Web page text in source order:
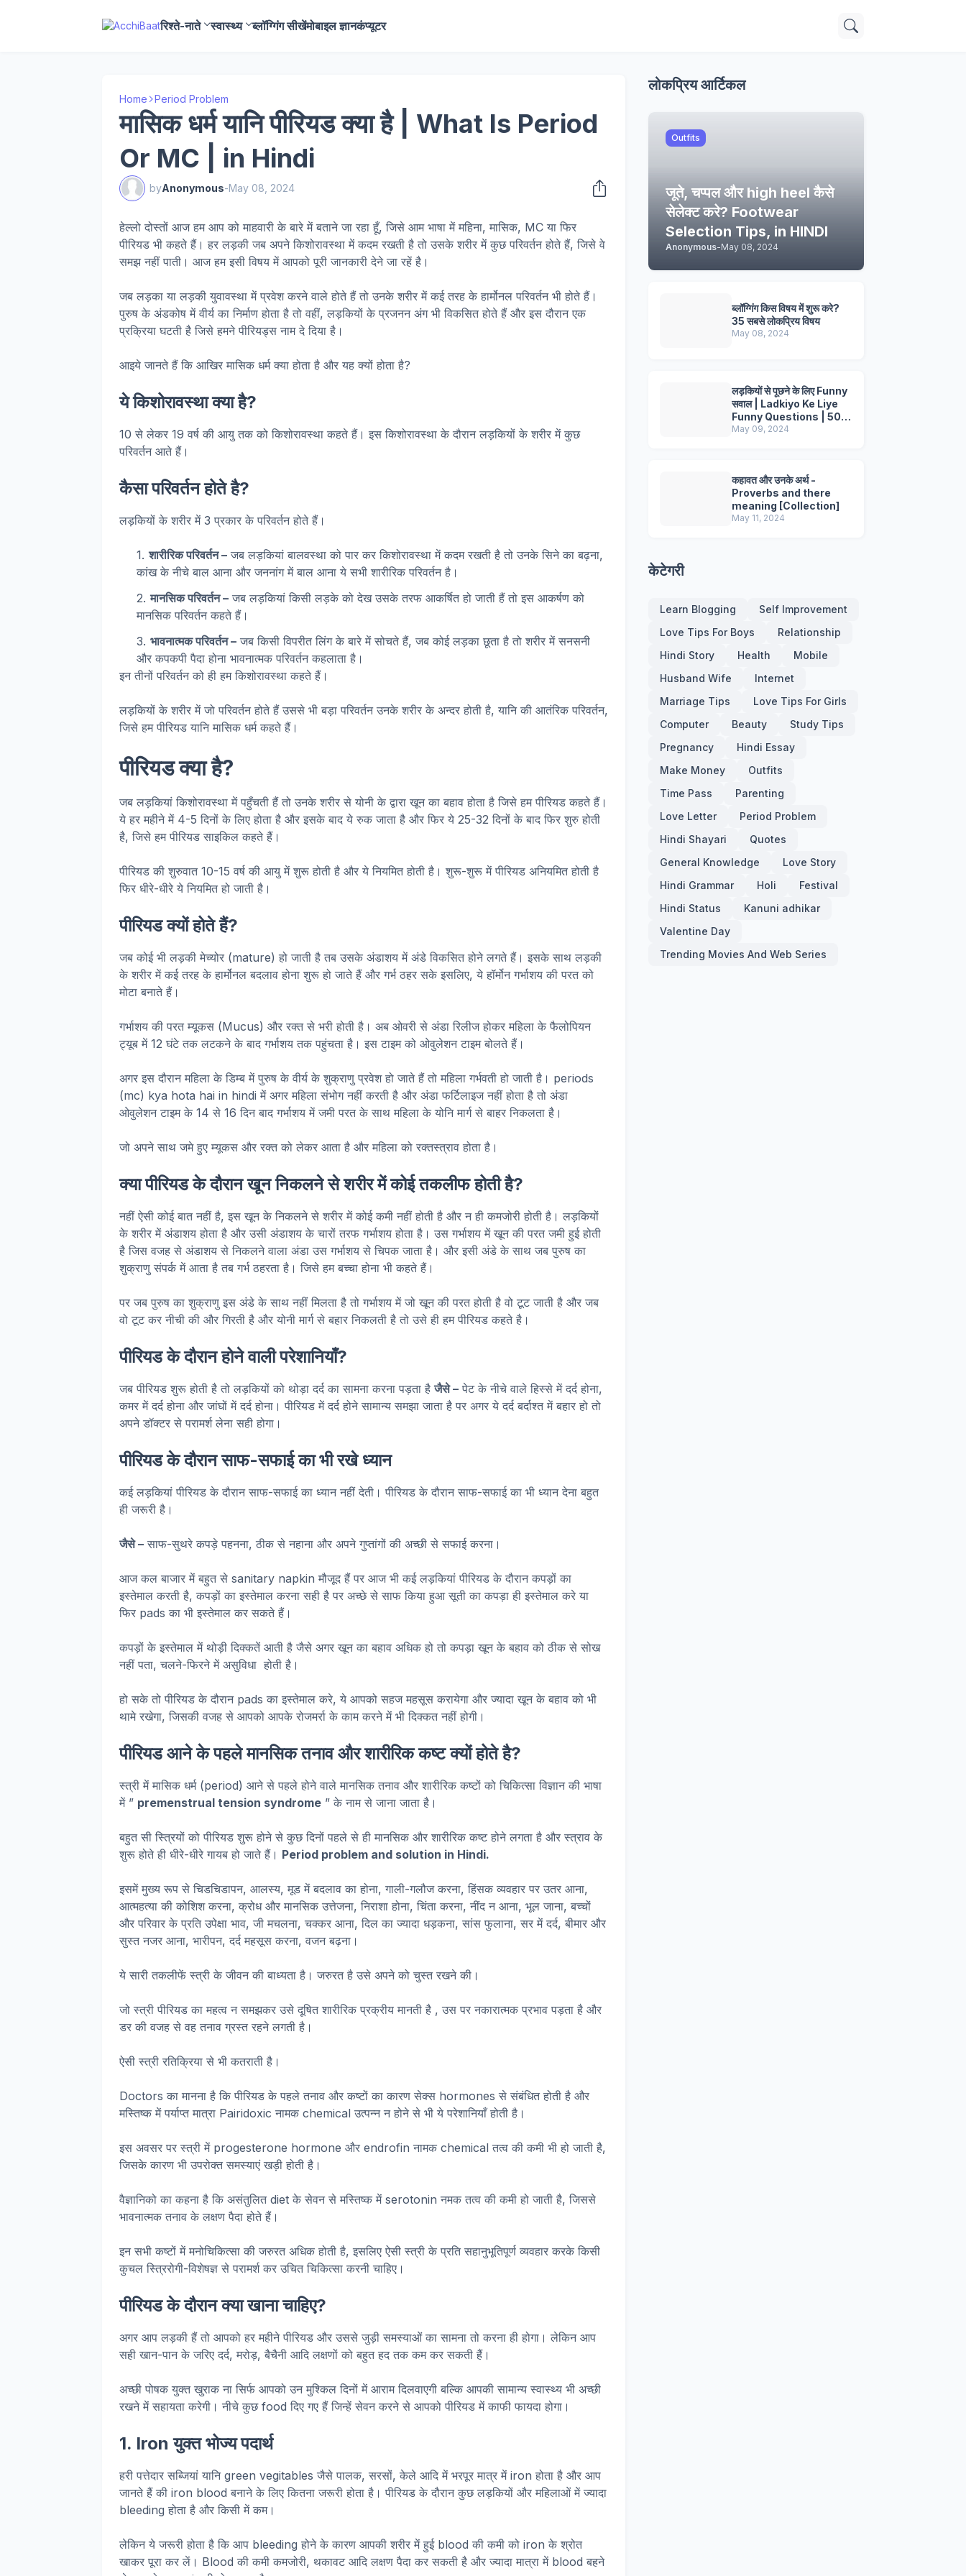
रिश्ते-नाते स्वास्थ्य ब्लॉग्गिंग सीखेंमोबाइल ज्ञानकंप्यूटर
Home Period Problem
मासिक धर्म यानि पीरियड क्या है | What Is Period
Or MC | in Hindi
byAnonymous-May 08, 2024
हेल्लो दोस्तों आज हम आप को माहवारी के बारे में बताने जा रहा हूँ, जिसे आम भाषा में महिना, मासिक, MC या फिर
पीरियड भी कहते हैं। हर लड़की जब अपने किशोरावस्था में कदम रखती है तो उसके शरीर में कुछ परिवर्तन होते हैं, जिसे वे
समझ नहीं पाती। आज हम इसी विषय में आपको पूरी जानकारी देने जा रहें है।
जब लड़का या लड़की युवावस्था में प्रवेश करने वाले होते हैं तो उनके शरीर में कई तरह के हार्मोनल परिवर्तन भी होते हैं।
पुरुष के अंडकोष में वीर्य का निर्माण होता है तो वहीं, लड़कियों के प्रजनन अंग भी विकसित होते हैं और इस दौरान एक
प्रक्रिया घटती है जिसे हमने पीरियड्स नाम दे दिया है।
आइये जानते हैं कि आखिर मासिक धर्म क्या होता है और यह क्यों होता है?
ये किशोरावस्था क्या है?
10 से लेकर 19 वर्ष की आयु तक को किशोरावस्था कहते हैं। इस किशोरावस्था के दौरान लड़कियों के शरीर में कुछ
परिवर्तन आते हैं।
कैसा परिवर्तन होते है?
लड़कियों के शरीर में 3 प्रकार के परिवर्तन होते हैं।
शारीरिक परिवर्तन – जब लड़कियां बालवस्था को पार कर किशोरावस्था में कदम रखती है तो उनके सिने का बढ़ना,
कांख के नीचे बाल आना और जननांग में बाल आना ये सभी शारीरिक परिवर्तन है।
मानसिक परिवर्तन – जब लड़कियां किसी लड़के को देख उसके तरफ आकर्षित हो जाती हैं तो इस आकर्षण को
मानसिक परिवर्तन कहते हैं।
भावनात्मक परिवर्तन – जब किसी विपरीत लिंग के बारे में सोचते हैं, जब कोई लड़का छूता है तो शरीर में सनसनी
और कपकपी पैदा होना भावनात्मक परिवर्तन कहलाता है।
इन तीनों परिवर्तन को ही हम किशोरावस्था कहते हैं।
लड़कियों के शरीर में जो परिवर्तन होते हैं उससे भी बड़ा परिवर्तन उनके शरीर के अन्दर होती है, यानि की आतंरिक परिवर्तन,
जिसे हम पीरियड यानि मासिक धर्म कहते हैं।
पीरियड क्या है?
जब लड़कियां किशोरावस्था में पहुँचती हैं तो उनके शरीर से योनी के द्वारा खून का बहाव होता है जिसे हम पीरियड कहते हैं।
ये हर महीने में 4-5 दिनों के लिए होता है और इसके बाद ये रुक जाता है और फिर ये 25-32 दिनों के बाद फिर शुरु होती
है, जिसे हम पीरियड साइकिल कहते हैं।
पीरियड की शुरुवात 10-15 वर्ष की आयु में शुरू होती है और ये नियमित होती है। शुरू-शुरू में पीरियड अनियमित होती है
फिर धीरे-धीरे ये नियमित हो जाती है।
पीरियड क्यों होते हैं?
जब कोई भी लड़की मेच्योर (mature) हो जाती है तब उसके अंडाशय में अंडे विकसित होने लगते हैं। इसके साथ लड़की
के शरीर में कई तरह के हार्मोनल बदलाव होना शुरू हो जाते हैं और गर्भ ठहर सके इसलिए, ये हॉर्मोन गर्भाशय की परत को
मोटा बनाते हैं।
गर्भाशय की परत म्यूकस (Mucus) और रक्त से भरी होती है। अब ओवरी से अंडा रिलीज होकर महिला के फैलोपियन
ट्यूब में 12 घंटे तक लटकने के बाद गर्भाशय तक पहुंचता है। इस टाइम को ओवुलेशन टाइम बोलते हैं।
अगर इस दौरान महिला के डिम्ब में पुरुष के वीर्य के शुक्राणु प्रवेश हो जाते हैं तो महिला गर्भवती हो जाती है। periods
(mc) kya hota hai in hindi में अगर महिला संभोग नहीं करती है और अंडा फर्टिलाइज नहीं होता है तो अंडा
ओवुलेशन टाइम के 14 से 16 दिन बाद गर्भाशय में जमी परत के साथ महिला के योनि मार्ग से बाहर निकलता है।
जो अपने साथ जमे हुए म्यूकस और रक्त को लेकर आता है और महिला को रक्तस्त्राव होता है।
क्या पीरियड के दौरान खून निकलने से शरीर में कोई तकलीफ होती है?
नहीं ऐसी कोई बात नहीं है, इस खून के निकलने से शरीर में कोई कमी नहीं होती है और न ही कमजोरी होती है। लड़कियों
के शरीर में अंडाशय होता है और उसी अंडाशय के चारों तरफ गर्भाशय होता है। उस गर्भाशय में खून की परत जमी हुई होती
है जिस वजह से अंडाशय से निकलने वाला अंडा उस गर्भाशय से चिपक जाता है। और इसी अंडे के साथ जब पुरुष का
शुक्राणु संपर्क में आता है तब गर्भ ठहरता है। जिसे हम बच्चा होना भी कहते हैं।
पर जब पुरुष का शुक्राणु इस अंडे के साथ नहीं मिलता है तो गर्भाशय में जो खून की परत होती है वो टूट जाती है और जब
वो टूट कर नीची की और गिरती है और योनी मार्ग से बहार निकलती है तो उसे ही हम पीरियड कहते है।
पीरियड के दौरान होने वाली परेशानियाँ?
जब पीरियड शुरू होती है तो लड़कियों को थोड़ा दर्द का सामना करना पड़ता हैजैसे – पेट के नीचे वाले हिस्से में दर्द होना,
कमर में दर्द होना और जांघों में दर्द होना। पीरियड में दर्द होने सामान्य समझा जाता है पर अगर ये दर्द बर्दाश्त में बहार हो तो
अपने डॉक्टर से परामर्श लेना सही होगा।
पीरियड के दौरान साफ-सफाई का भी रखे ध्यान
कई लड़कियां पीरियड के दौरान साफ-सफाई का ध्यान नहीं देती। पीरियड के दौरान साफ-सफाई का भी ध्यान देना बहुत
ही जरूरी है।
जैसे – साफ-सुथरे कपड़े पहनना, ठीक से नहाना और अपने गुप्तांगों की अच्छी से सफाई करना।
आज कल बाजार में बहुत से sanitary napkin मौजूद हैं पर आज भी कई लड़कियां पीरियड के दौरान कपड़ों का
इस्तेमाल करती है, कपड़ों का इस्तेमाल करना सही है पर अच्छे से साफ किया हुआ सूती का कपड़ा ही इस्तेमाल करे या
फिर pads का भी इस्तेमाल कर सकते हैं।
कपड़ों के इस्तेमाल में थोड़ी दिक्कतें आती है जैसे अगर खून का बहाव अधिक हो तो कपड़ा खून के बहाव को ठीक से सोख
नहीं पता, चलने-फिरने में असुविधा होती है।
हो सके तो पीरियड के दौरान pads का इस्तेमाल करे, ये आपको सहज महसूस करायेगा और ज्यादा खून के बहाव को भी
थामे रखेगा, जिसकी वजह से आपको आपके रोजमर्रा के काम करने में भी दिक्कत नहीं होगी।
पीरियड आने के पहले मानसिक तनाव और शारीरिक कष्ट क्यों होते है?
स्त्री में मासिक धर्म (period) आने से पहले होने वाले मानसिक तनाव और शारीरिक कष्टों को चिकित्सा विज्ञान की भाषा
में ” premenstrual tension syndrome ” के नाम से जाना जाता है।
बहुत सी स्त्रियों को पीरियड शुरू होने से कुछ दिनों पहले से ही मानसिक और शारीरिक कष्ट होने लगता है और स्त्राव के
शुरू होते ही धीरे-धीरे गायब हो जाते हैं। Period problem and solution in Hindi.
इसमें मुख्य रूप से चिडचिडापन, आलस्य, मूड में बदलाव का होना, गाली-गलौज करना, हिंसक व्यवहार पर उतर आना,
आत्महत्या की कोशिश करना, क्रोध और मानसिक उत्तेजना, निराशा होना, चिंता करना, नींद न आना, भूल जाना, बच्चों
और परिवार के प्रति उपेक्षा भाव, जी मचलना, चक्कर आना, दिल का ज्यादा धड़कना, सांस फुलाना, सर में दर्द, बीमार और
सुस्त नजर आना, भारीपन, दर्द महसूस करना, वजन बढ़ना।
ये सारी तकलीफें स्त्री के जीवन की बाध्यता है। जरुरत है उसे अपने को चुस्त रखने की।
जो स्त्री पीरियड का महत्व न समझकर उसे दूषित शारीरिक प्रक्रीय मानती है , उस पर नकारात्मक प्रभाव पड़ता है और
डर की वजह से वह तनाव ग्रस्त रहने लगती है।
ऐसी स्त्री रतिक्रिया से भी कतराती है।
Doctors का मानना है कि पीरियड के पहले तनाव और कष्टों का कारण सेक्स hormones से संबंधित होती है और
मस्तिष्क में पर्याप्त मात्रा Pairidoxic नामक chemical उत्पन्न न होने से भी ये परेशानियाँ होती है।
इस अवसर पर स्त्री में progesterone hormone और endrofin नामक chemical तत्व की कमी भी हो जाती है,
जिसके कारण भी उपरोक्त समस्याएं खड़ी होती है।
वैज्ञानिको का कहना है कि असंतुलित diet के सेवन से मस्तिष्क में serotonin नमक तत्व की कमी हो जाती है, जिससे
भावनात्मक तनाव के लक्षण पैदा होते हैं।
इन सभी कष्टों में मनोचिकित्सा की जरुरत अधिक होती है, इसलिए ऐसी स्त्री के प्रति सहानुभूतिपूर्ण व्यवहार करके किसी
कुचल स्त्रिरोगी-विशेषज्ञ से परामर्श कर उचित चिकित्सा करनी चाहिए।
पीरियड के दौरान क्या खाना चाहिए?
अगर आप लड़की हैं तो आपको हर महीने पीरियड और उससे जुड़ी समस्याओं का सामना तो करना ही होगा। लेकिन आप
सही खान-पान के जरिए दर्द, मरोड़, बैचैनी आदि लक्षणों को बहुत हद तक कम कर सकती हैं।
अच्छी पोषक युक्त खुराक ना सिर्फ आपको उन मुश्किल दिनों में आराम दिलवाएगी बल्कि आपकी सामान्य स्वास्थ्य भी अच्छी
रखने में सहायता करेगी। नीचे कुछ food दिए गए हैं जिन्हें सेवन करने से आपको पीरियड में काफी फायदा होगा।
1. Iron युक्त भोज्य पदार्थ
हरी पत्तेदार सब्जियां यानि green vegitables जैसे पालक, सरसों, केले आदि में भरपूर मात्र में iron होता है और आप
जानते हैं की iron blood बनाने के लिए कितना जरूरी होता है। पीरियड के दौरान कुछ लड़कियों और महिलाओं में ज्यादा
bleeding होता है और किसी में कम।
लेकिन ये जरूरी होता है कि आप bleeding होने के कारण आपकी शरीर में हुई blood की कमी को iron के श्रोत
खाकर पूरा कर लें। Blood की कमी कमजोरी, थकावट आदि लक्षण पैदा कर सकती है और ज्यादा मात्रा में blood बहने
लोकप्रिय आर्टिकल
Outfits
जूते, चप्पल और high heel कैसे
सेलेक्ट करे? Footwear
Selection Tips, in HINDI
Anonymous-May 08, 2024
ब्लॉग्गिंग किस विषय में शुरू करे?
35 सबसे लोकप्रिय विषय
May 08, 2024
लड़कियों से पूछने के लिए Funny
सवाल | Ladkiyo Ke Liye
Funny Questions | 50+
Questions
May 09, 2024
कहावत और उनके अर्थ -
Proverbs and there
meaning [Collection]
May 11, 2024
केटेगरी
Learn Blogging
Self Improvement
Love Tips For Boys
Relationship
Hindi Story
Health
Mobile
Husband Wife
Internet
Marriage Tips
Love Tips For Girls
Computer
Beauty
Study Tips
Pregnancy
Hindi Essay
Make Money
Outfits
Time Pass
Parenting
Love Letter
Period Problem
Hindi Shayari
Quotes
General Knowledge
Love Story
Hindi Grammar
Holi
Festival
Hindi Status
Kanuni adhikar
Valentine Day
Trending Movies And Web Series